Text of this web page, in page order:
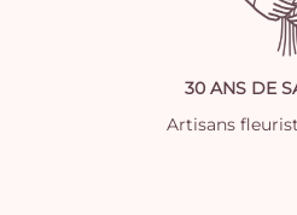
30 ANS DE
Artisans